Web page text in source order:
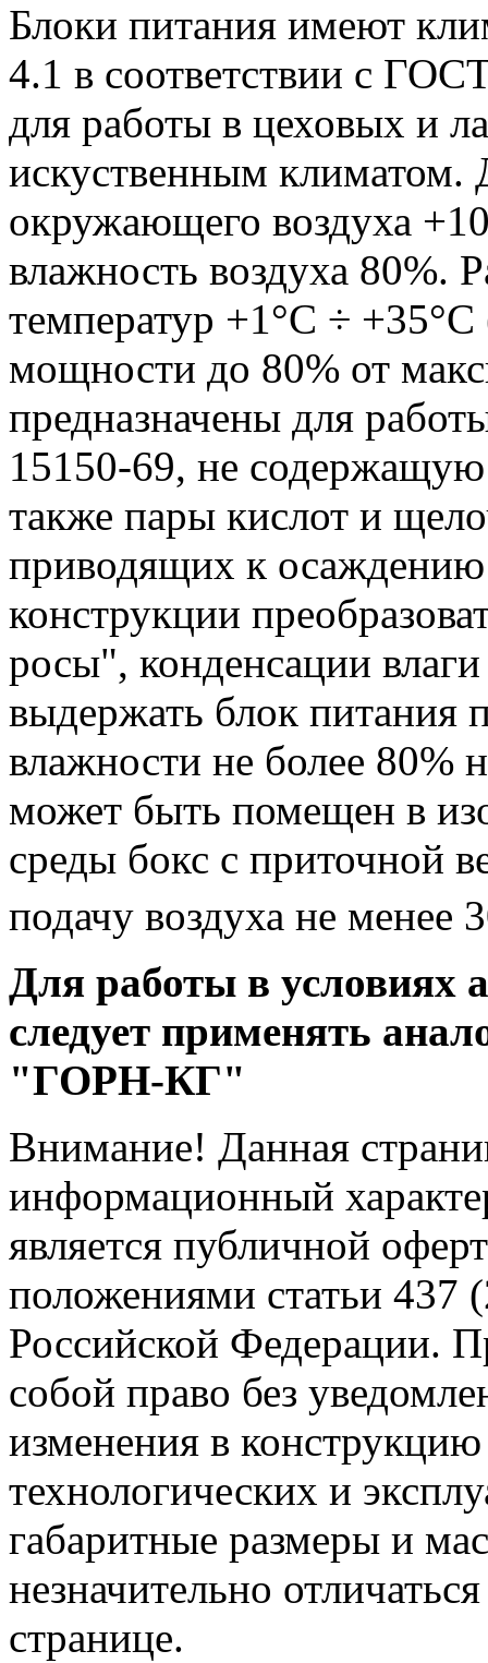
Блоки питания имеют
4.1 в соответствии с
для работы в цеховых и
искуственным климатом.
окружающего воздуха
влажность воздуха 80%.
температур +1°С ÷
мощности до 80% от
предназначены для
15150-69, не
также пары кислот и
приводящих к осаждению
конструкции
росы", конденсации
выдержать блок питания
влажности не более 80%
может быть помещен в
среды бокс с приточной
подачу воздуха не менее
Для работы в условиях
следует применять
"ГОРН-КГ"
Внимание! Данная
информационный
является публичной
положениями статьи 437
Российской Федерации.
собой право без
изменения в
технологических и
габаритные размеры и
незначительно
странице.